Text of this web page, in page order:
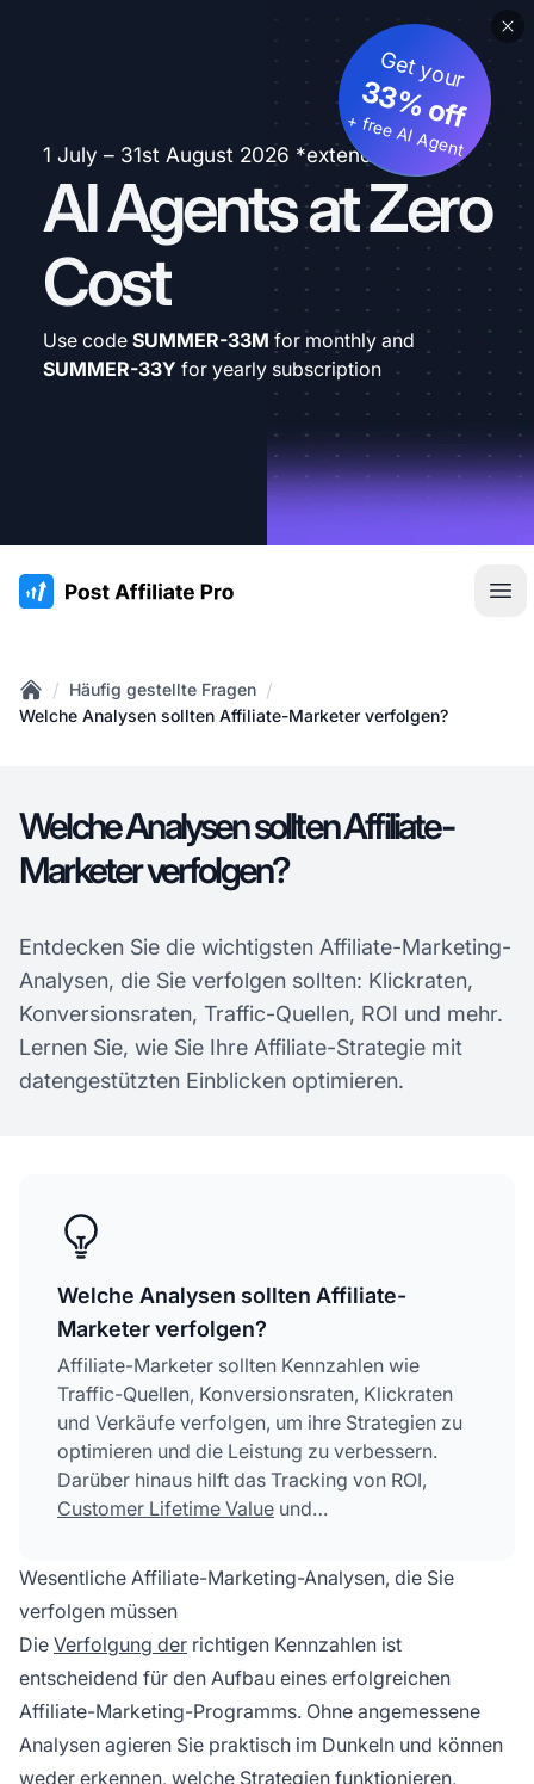
1 July – 31st August 2026 *extended
AI Agents at Zero
Cost
Get your
33% off
+ free AI Agent
Use code SUMMER-33M for monthly and
SUMMER-33Y for yearly subscription
:site.title
Home
/ Häufig gestellte Fragen /
Welche Analysen sollten Affiliate-Marketer verfolgen?
Welche Analysen sollten Affiliate-
Marketer verfolgen?
Entdecken Sie die wichtigsten Affiliate-Marketing-
Analysen, die Sie verfolgen sollten: Klickraten,
Konversionsraten, Traffic-Quellen, ROI und mehr.
Lernen Sie, wie Sie Ihre Affiliate-Strategie mit
datengestützten Einblicken optimieren.
Welche Analysen sollten Affiliate-
Marketer verfolgen?
Affiliate-Marketer sollten Kennzahlen wie
Traffic-Quellen, Konversionsraten, Klickraten
und Verkäufe verfolgen, um ihre Strategien zu
optimieren und die Leistung zu verbessern.
Darüber hinaus hilft das Tracking von ROI,
Customer Lifetime Value und
leistungsstärksten Kanäle zu identifizieren und
die Provisionsgewinne zu maximieren.
Wesentliche Affiliate-Marketing-Analysen, die Sie
verfolgen müssen
Die Verfolgung der richtigen Kennzahlen ist
entscheidend für den Aufbau eines erfolgreichen
Affiliate-Marketing-Programms. Ohne angemessene
Analysen agieren Sie praktisch im Dunkeln und können
weder erkennen, welche Strategien funktionieren,